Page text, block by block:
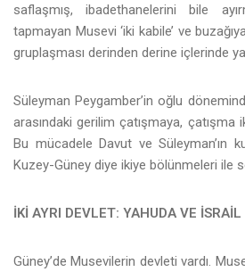
saflaşmış, ibadethanelerini bile
tapmayan Musevi ‘iki kabile’ ve
gruplaşması derinden derine içlerinde
Süleyman Peygamber’in oğlu
arasındaki gerilim çatışmaya, çatışma
Bu mücadele Davut ve Süleyman’ın
Kuzey-Güney diye ikiye bölünmeleri ile
İKİ AYRI DEVLET: YAHUDA VE İSRAİL
Güney’de Musevilerin devleti vardı.